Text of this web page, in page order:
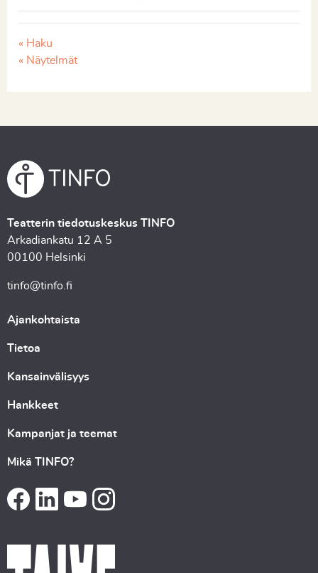
« Haku
« Näytelmät
Teatterin tiedotuskeskus TINFO
Arkadiankatu 12 A 5
00100 Helsinki
tinfo@tinfo.fi
Ajankohtaista
Tietoa
Kansainvälisyys
Hankkeet
Kampanjat ja teemat
Mikä TINFO?